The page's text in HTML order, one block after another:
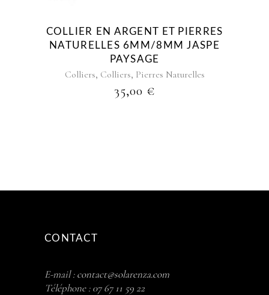
COLLIER EN ARGENT ET PIERRES
NATURELLES 6MM/8MM JASPE
PAYSAGE
Colliers, Colliers, Pierres Naturelles
35,00 €
CONTACT
E-mail :contact@solarenza.com
Téléphone :07 67 11 59 22